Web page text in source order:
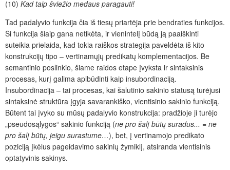
(10) Kad taip šviežio medaus paragauti!
Tad padalyvio funkcija čia iš tiesų priartėja prie bendraties funkcijos.
Ši funkcija šiaip gana netikėta, ir vienintelį būdą ją paaiškinti
suteikia prielaida, kad tokia raiškos strategija paveldėta iš kito
konstrukcijų tipo – vertinamųjų predikatų komplementacijos. Be
semantinio poslinkio, šiame raidos etape įvyksta ir sintaksinis
procesas, kurį galima apibūdinti kaip insubordinaciją.
Insubordinacija – tai procesas, kai šalutinio sakinio statusą turėjusi
sintaksinė struktūra įgyja savarankiško, vientisinio sakinio funkciją.
Būtent tai įvyko su mūsų padalyvio konstrukcija: pradžioje ji turėjo
„pseudosąlygos“ sakinio funkciją (ne pro šalį būtų suradus... = ne
pro šalį būtų, jeigu surastume…), bet, į vertinamojo predikato
poziciją įkėlus pageidavimo sakinių žymiklį, atsiranda vientisinis
optatyvinis sakinys.